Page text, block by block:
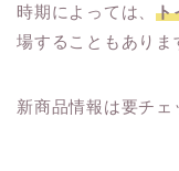
時期によっては、ト
場することもありま
新商品情報は要チェ